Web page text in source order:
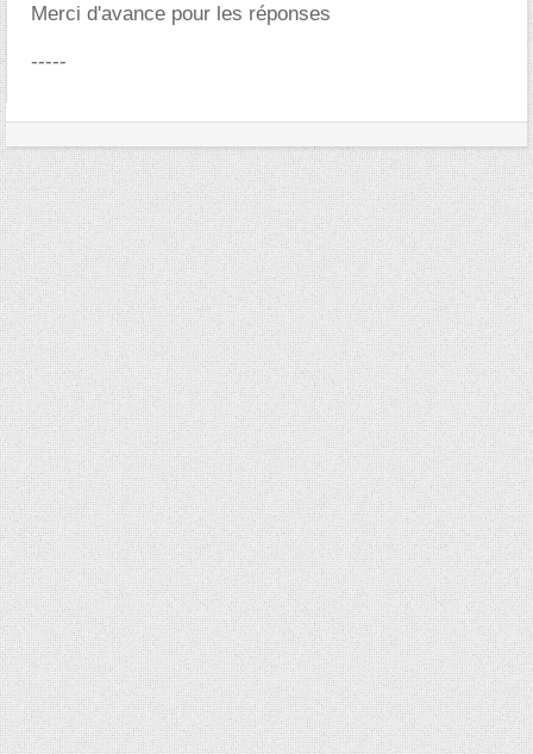
Merci d'avance pour les réponses
-----